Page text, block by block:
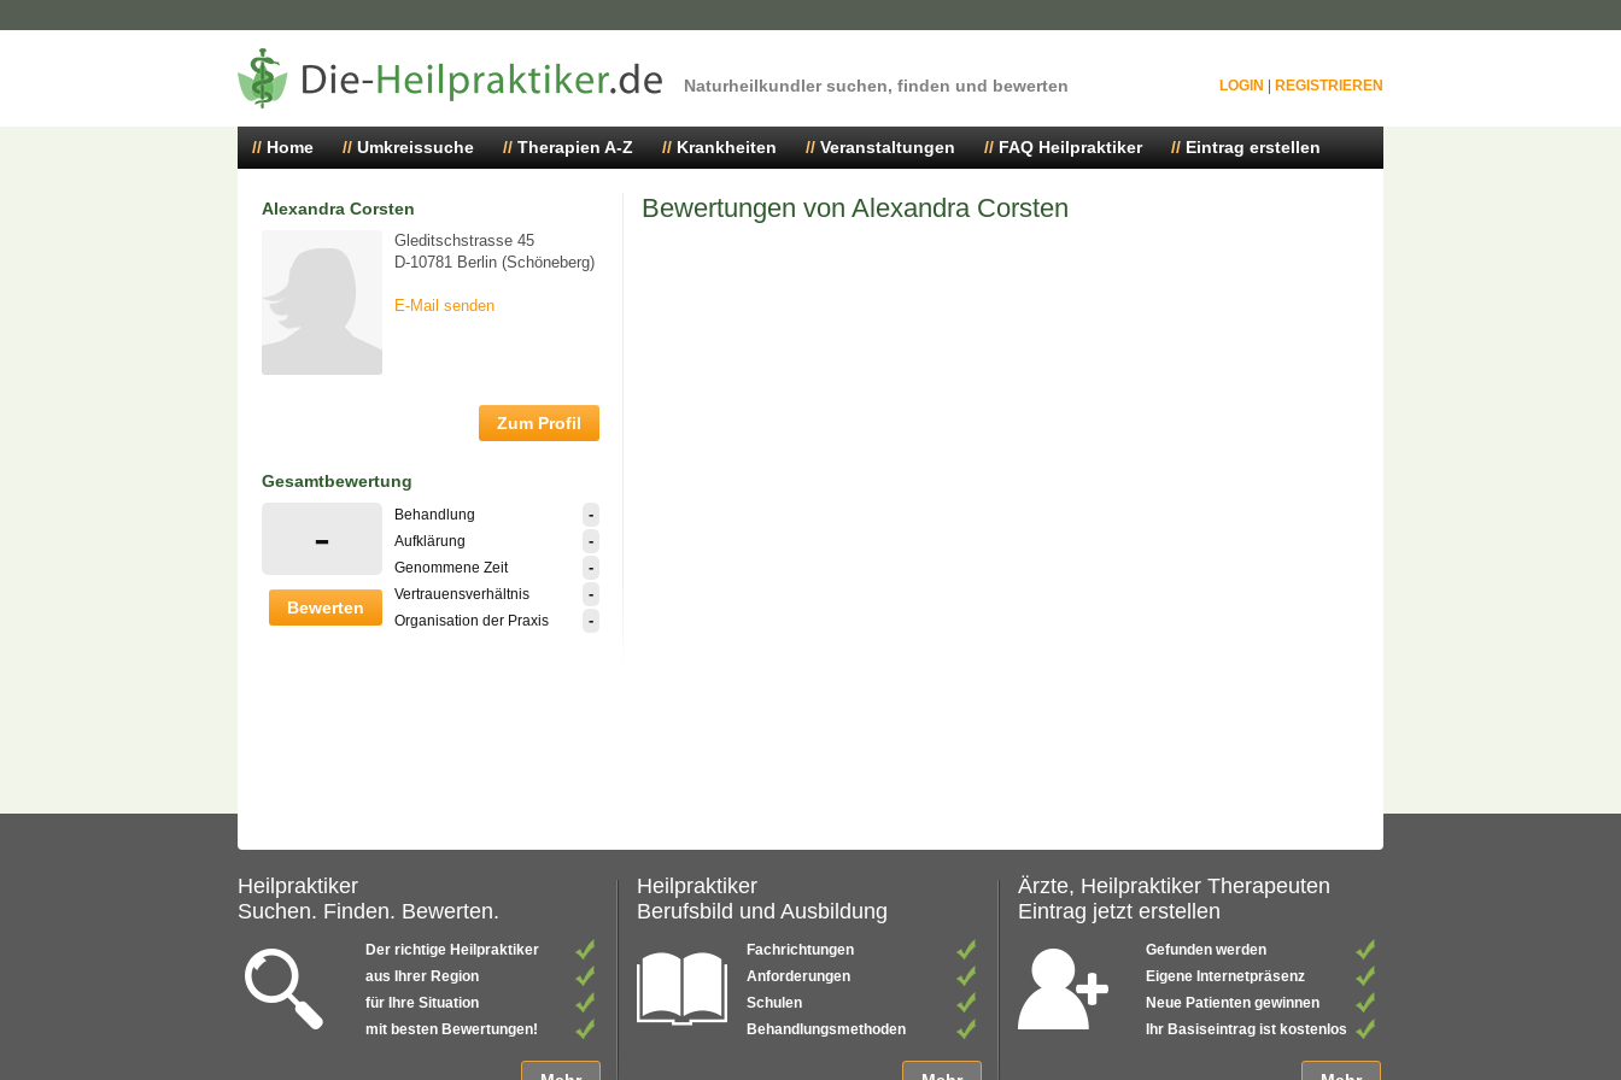
Naturheilkundler suchen, finden und bewerten LOGIN REGISTRIEREN
Home Umkreissuche Therapien A-Z Krankheiten Veranstaltungen FAQ Heilpraktiker Eintrag erstellen
Alexandra Corsten
Gleditschstrasse 45
D-10781 Berlin (Schöneberg)
E-Mail senden
Zum Profil
Gesamtbewertung
-
Bewerten
Behandlung -
Aufklärung -
Genommene Zeit -
Vertrauensverhältnis -
Organisation der Praxis -
Bewertungen von Alexandra Corsten
Heilpraktiker
Suchen. Finden. Bewerten.
Der richtige Heilpraktiker
aus Ihrer Region
für Ihre Situation
mit besten Bewertungen!
Heilpraktiker
Berufsbild und Ausbildung
Fachrichtungen
Anforderungen
Schulen
Behandlungsmethoden
Ärzte, Heilpraktiker Therapeuten
Eintrag jetzt erstellen
Gefunden werden
Eigene Internetpräsenz
Neue Patienten gewinnen
Ihr Basiseintrag ist kostenlos